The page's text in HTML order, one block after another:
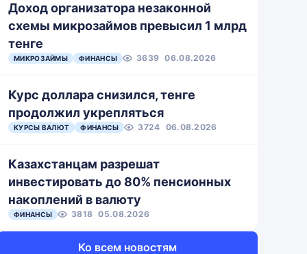
От 30 до
360 дней
от 10000
до 300000
Примерно
дней
Примерно
000 тенге
От 1 до 21
От 10 000
000
до 30
дней
От 10 000
до 300
Доход организатора незаконной
схемы микрозаймов превысил 1 млрд
тенге
МИКРОЗАЙМЫ ФИНАНСЫ 3639 06.08.2026
Курс доллара снизился, тенге
продолжил укрепляться
КУРСЫ ВАЛЮТ ФИНАНСЫ 3724 06.08.2026
Казахстанцам разрешат
инвестировать до 80% пенсионных
накоплений в валюту
ФИНАНСЫ 3818 05.08.2026
Ко всем новостям